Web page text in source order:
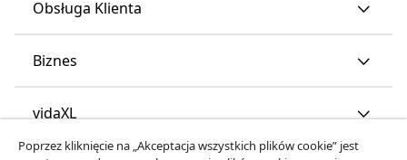
Obsługa Klienta
Biznes
vidaXL
Poprzez kliknięcie na „Akceptacja wszystkich plików cookie” jest